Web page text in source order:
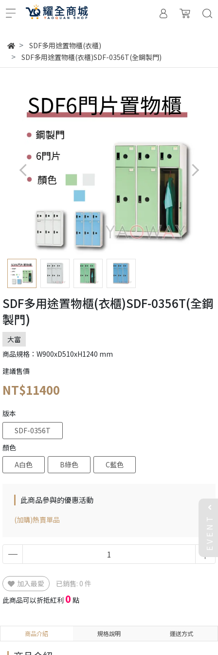
SDF多用途置物櫃(衣櫃)
SDF多用途置物櫃(衣櫃)SDF-0356T(全鋼製門)
SDF多用途置物櫃(衣櫃)SDF-0356T(全鋼
製門)
大富
商品規格：W900xD510xH1240 mm
建議售價
NT$11400
版本
SDF-0356T
顏色
A白色
B綠色 C藍色
此商品參與的優惠活動
(加購)熱賣單品
加入最愛
已銷售: 0 件
此商品可以折抵紅利 0 點
商品介紹 規格說明 運送方式
EVENT